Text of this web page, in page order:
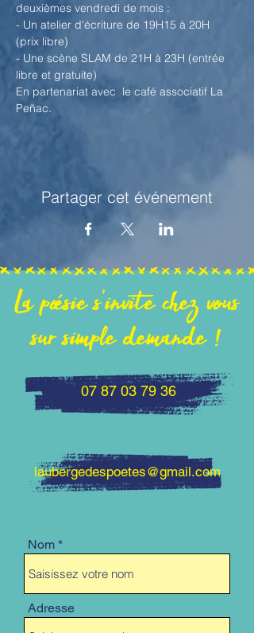
deuxièmes vendredi de mois :
- Un atelier d'écriture de 19H15 à 20H
(prix libre)
- Une scène SLAM de 21H à 23H (entrée
libre et gratuite)
En partenariat avec  le café associatif La
Peñac.
Partager cet événement
La poésie s'invite chez vous
sur simple demande !
07 87 03 79 36
laubergedespoetes@gmail.com
Nom
Adresse